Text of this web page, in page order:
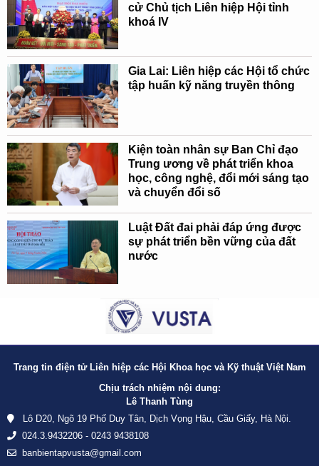
cử Chủ tịch Liên hiệp Hội tỉnh
khoá IV
Gia Lai: Liên hiệp các Hội tổ chức
tập huấn kỹ năng truyền thông
Kiện toàn nhân sự Ban Chỉ đạo
Trung ương về phát triển khoa
học, công nghệ, đổi mới sáng tạo
và chuyển đổi số
Luật Đất đai phải đáp ứng được
sự phát triển bền vững của đất
nước
Trang tin điện tử Liên hiệp các Hội Khoa học và Kỹ thuật Việt Nam
Chịu trách nhiệm nội dung:
Lê Thanh Tùng
Lô D20, Ngõ 19 Phố Duy Tân, Dịch Vọng Hậu, Cầu Giấy, Hà Nội.
024.3.9432206 - 0243 9438108
banbientapvusta@gmail.com